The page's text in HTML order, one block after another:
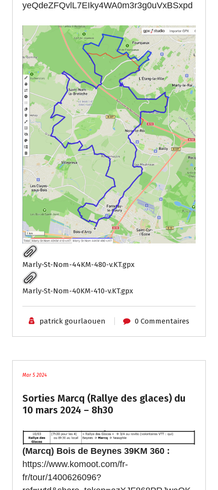
yeQdeZFQvlL7EIky4WA0m3r3g0uVxBSxpd
Marly-St-Nom-44KM-480-v.KT.gpx
Marly-St-Nom-40KM-410-v.KT.gpx
patrick gourlaouen 0 Commentaires
Mar 5 2024
Sorties Marcq (Rallye des glaces) du
10 mars 2024 – 8h30
(Marcq) Bois de Beynes 39KM 360 :
https://www.komoot.com/fr-
fr/tour/1400626096?